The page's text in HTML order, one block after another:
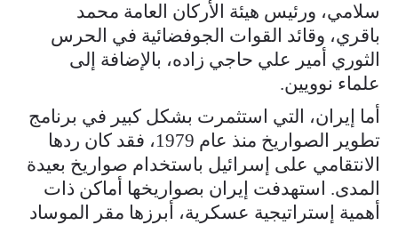
سلامي، ورئيس هيئة الأركان العامة محمد
باقري، وقائد القوات الجوفضائية في الحرس
الثوري أمير علي حاجي زاده، بالإضافة إلى
علماء نوويين.
أما إيران، التي استثمرت بشكل كبير في برنامج
تطوير الصواريخ منذ عام 1979، فقد كان ردها
الانتقامي على إسرائيل باستخدام صواريخ بعيدة
المدى. استهدفت إيران بصواريخها أماكن ذات
أهمية إستراتيجية عسكرية، أبرزها مقر الموساد